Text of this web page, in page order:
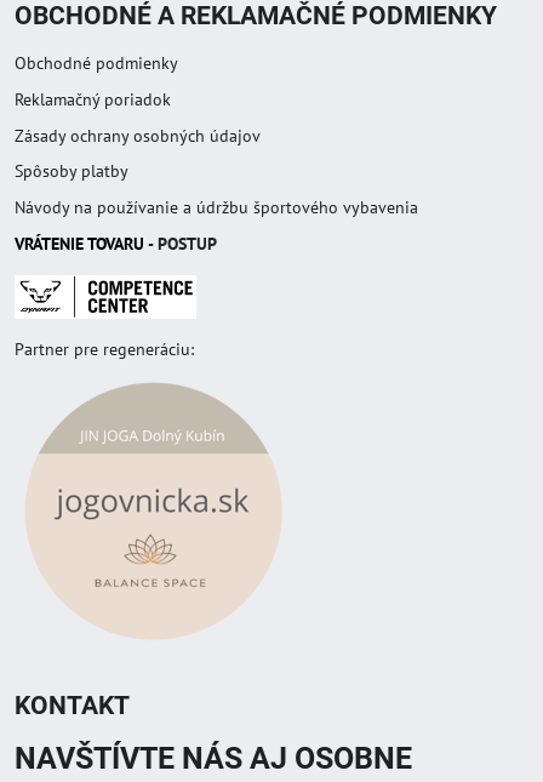
OBCHODNÉ A REKLAMAČNÉ PODMIENKY
Obchodné podmienky
Reklamačný poriadok
Zásady ochrany osobných údajov
Spôsoby platby
Návody na používanie a údržbu športového vybavenia
VRÁTENIE TOVARU - POSTUP
Partner pre regeneráciu:
KONTAKT
NAVŠTÍVTE NÁS AJ OSOBNE